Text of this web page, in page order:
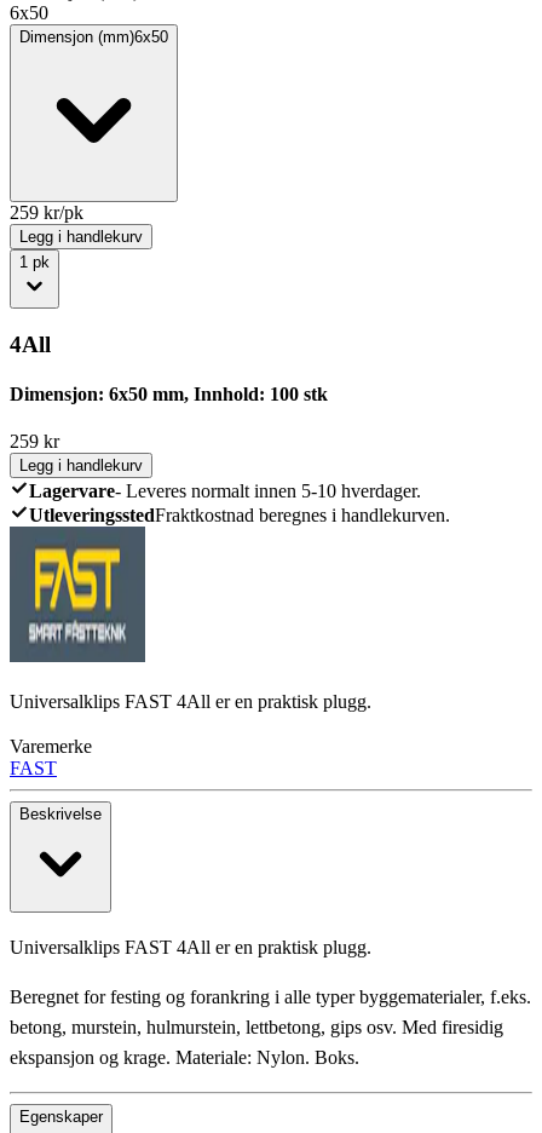
6x50
Dimensjon (mm)6x50
259 kr/pk
Legg i handlekurv
1 pk
4All
Dimensjon: 6x50 mm, Innhold: 100 stk
259 kr
Legg i handlekurv
Lagervare- Leveres normalt innen 5-10 hverdager.
UtleveringsstedFraktkostnad beregnes i handlekurven.
Universalklips FAST 4All er en praktisk plugg.
Varemerke
FAST
Beskrivelse
Universalklips FAST 4All er en praktisk plugg.
Beregnet for festing og forankring i alle typer byggematerialer, f.eks.
betong, murstein, hulmurstein, lettbetong, gips osv. Med firesidig
ekspansjon og krage. Materiale: Nylon. Boks.
Egenskaper